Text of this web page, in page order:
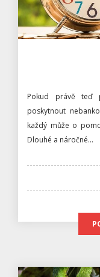
Pokud právě teď
poskytnout
každý může o
Dlouhé a náročné…